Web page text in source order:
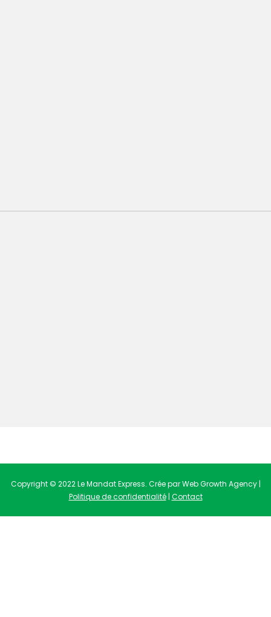
Copyright © 2022 Le Mandat Express. Crée par Web Growth Agency |
Politique de confidentialité| Contact